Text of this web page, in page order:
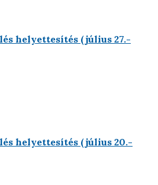
helyettesítés (július 27.-
helyettesítés (július 20.-